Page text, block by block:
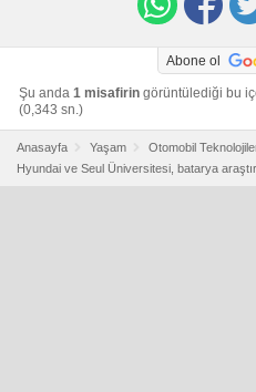
Abone ol
Şu anda 1 misafirin görüntülediği bu
(0,343 sn.)
Anasayfa Yaşam
Otomobil
Hyundai ve Seul Üniversitesi, batarya